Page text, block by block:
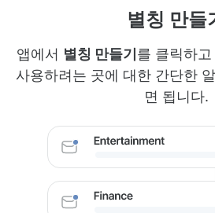
별칭 만들
앱에서 별칭 만들기 를 클릭하
사용하려는 곳에 대한 간단한
면 됩니다.